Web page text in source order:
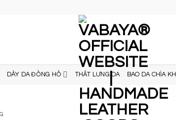
DÂY DA ĐỒNG HỒ THẮT LƯNG DA BAO DA CHÌA